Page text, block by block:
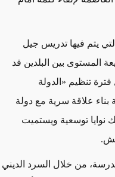
يتم فيها تدريس جيل
المستوى بين البلدين قد
تنظيم «الدولة
بناء علاقة سرية مع دولة
نوايا توسعية ويستميت
من خلال السرد الديني